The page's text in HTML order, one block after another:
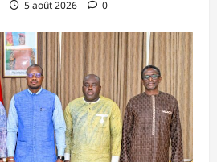
5 août 2026 0